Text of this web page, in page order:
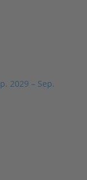
2029 – Sep.